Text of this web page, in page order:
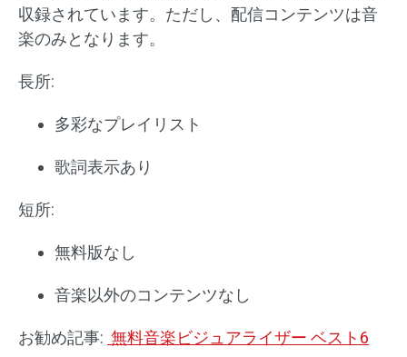
収録されています。ただし、配信コンテンツは音
楽のみとなります。
長所:
多彩なプレイリスト
歌詞表示あり
短所:
無料版なし
音楽以外のコンテンツなし
お勧め記事: 無料音楽ビジュアライザー ベスト6